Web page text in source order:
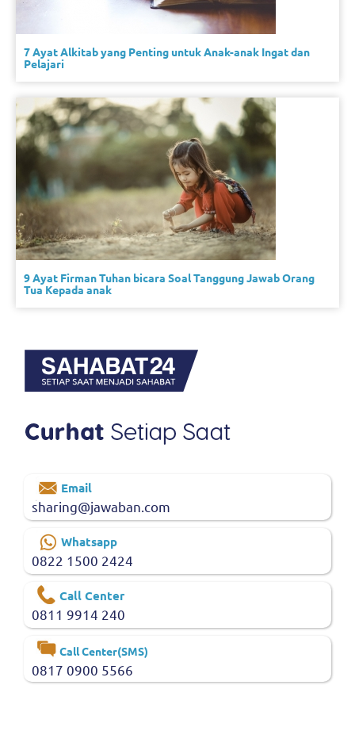
7 Ayat Alkitab yang Penting untuk Anak-anak Ingat dan
Pelajari
9 Ayat Firman Tuhan bicara Soal Tanggung Jawab Orang
Tua Kepada anak
Email
sharing@jawaban.com
Whatsapp
0822 1500 2424
Call Center
0811 9914 240
Call Center(SMS)
0817 0900 5566